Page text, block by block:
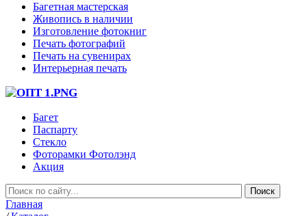
Багетная мастерская
Живопись в наличии
Изготовление фотокниг
Печать фотографий
Печать на сувенирах
Интерьерная печать
Багет
Паспарту
Стекло
Фоторамки Фотолэнд
Акция
Главная